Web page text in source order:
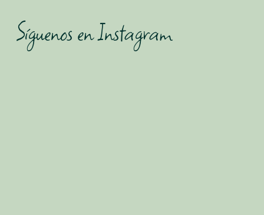
Síguenos en Instagram